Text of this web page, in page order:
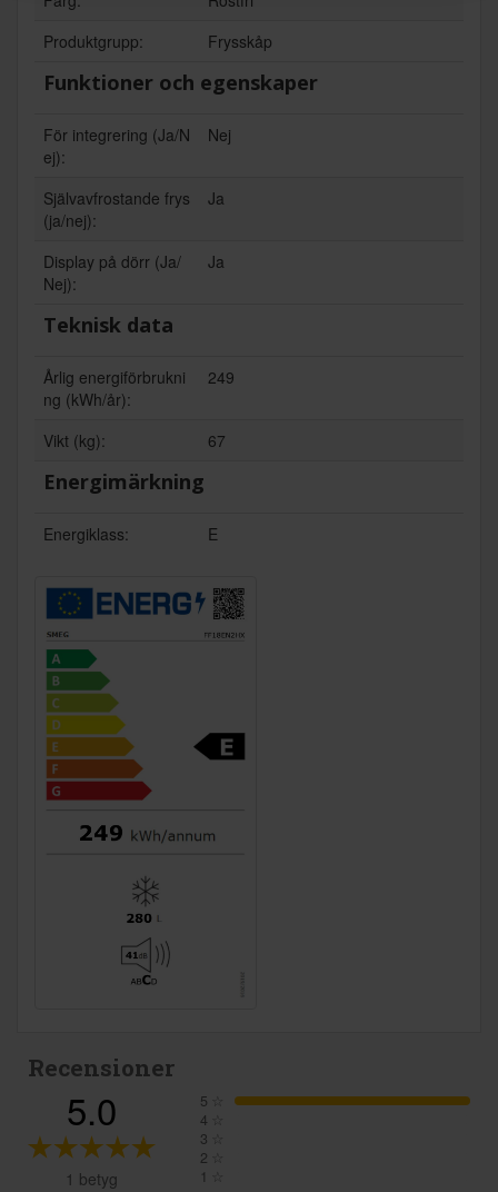
Produktgrupp:
Frysskåp
Funktioner och egenskaper
För integrering (Ja/N
ej):
Nej
Självavfrostande frys
(ja/nej):
Ja
Display på dörr (Ja/
Nej):
Ja
Teknisk data
Årlig energiförbrukni
ng (kWh/år):
249
Vikt (kg): 67
Energimärkning
Energiklass: E
Recensioner
5.0
1 betyg
5
4
3
2
1